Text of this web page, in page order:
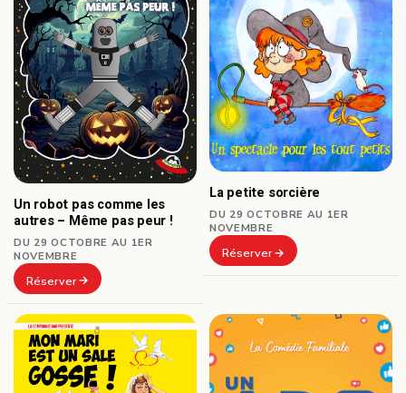
Un robot pas comme les
autres – Même pas peur !
DU 29 OCTOBRE AU 1ER
NOVEMBRE
Réserver
La petite sorcière
DU 29 OCTOBRE AU 1ER
NOVEMBRE
Réserver